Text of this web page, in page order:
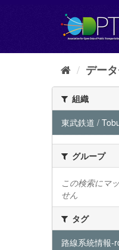
し
デー
組織
東武鉄道 /
グループ
この検索にマ
せん
タグ
路線系統情報-